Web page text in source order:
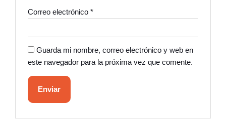
Correo electrónico*
Guarda mi nombre, correo electrónico y web en
este navegador para la próxima vez que comente.